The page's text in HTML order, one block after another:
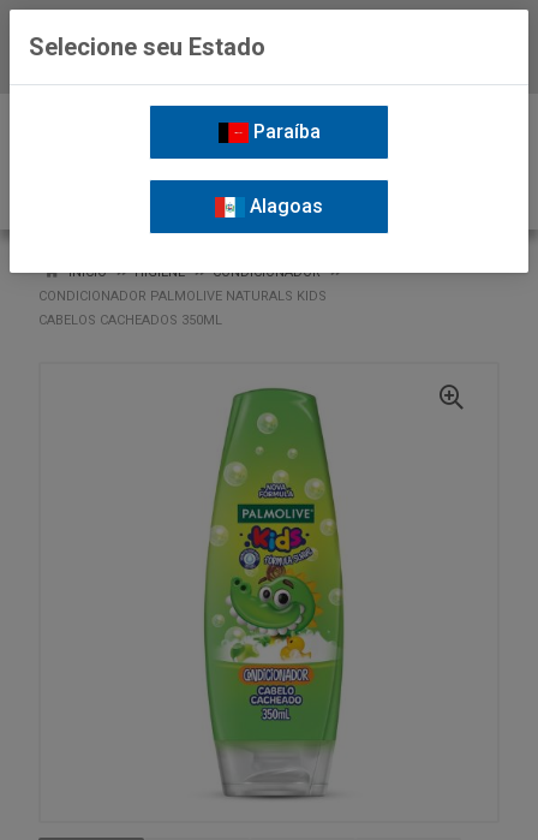
INÍCIO HIGIENE
CONDICIONADOR
CONDICIONADOR PALMOLIVE NATURALS KIDS
CABELOS CACHEADOS 350ML
Selecione seu Estado
Paraíba
Alagoas